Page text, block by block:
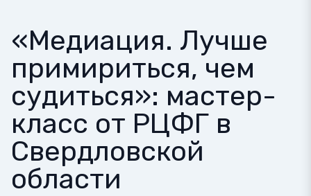
«Медиация. Лучше
примириться, чем
судиться»: мастер-
класс от РЦФГ в
Свердловской
области